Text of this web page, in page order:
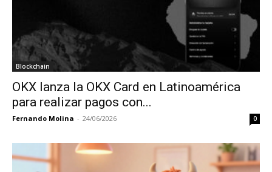
Blockchain
OKX lanza la OKX Card en Latinoamérica
para realizar pagos con...
Fernando Molina - 24/06/2026 0